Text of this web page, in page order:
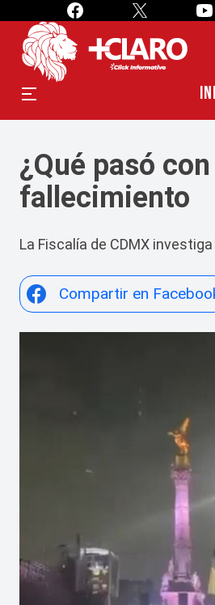
¿Qué pasó
fallecimiento
La Fiscalía de CDMX
Compartir en